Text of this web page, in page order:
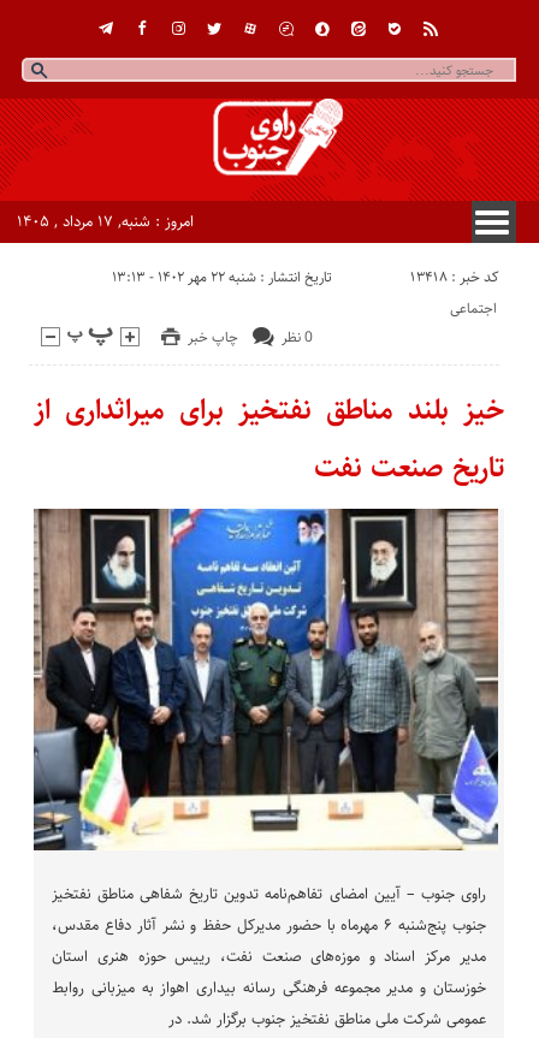
امروز : شنبه, ۱۷ مرداد , ۱۴۰۵
کد خبر : 13418 تاریخ انتشار : شنبه ۲۲ مهر ۱۴۰۲ - ۱۳:۱۳
چاپ خبر 0 نظر
اجتماعی
خیز بلند مناطق نفتخیز برای میراثداری از
تاریخ صنعت نفت
راوی جنوب – آیین امضای تفاهم‌نامه تدوین تاریخ شفاهی مناطق نفتخیز
جنوب پنج‌شنبه ۶ مهرماه با حضور مدیرکل حفظ و نشر آثار دفاع مقدس،
مدیر مرکز اسناد و موزه‌های صنعت نفت، رییس حوزه هنری استان
خوزستان و مدیر مجموعه فرهنگی رسانه بیداری اهواز به میزبانی روابط
عمومی شرکت ملی مناطق نفتخیز جنوب برگزار شد. در